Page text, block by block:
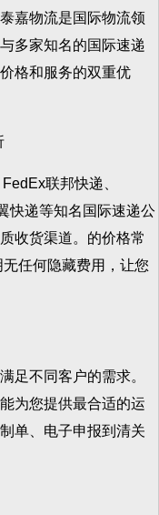
嘉物流是国际物流领
多家知名的国际速递
格和服务的双重优
联邦快递、
快递等知名国际速递公
收货渠道。的价格常
任何隐藏费用，让您
不同客户的需求。
为您提供最合适的运
单、电子申报到清关